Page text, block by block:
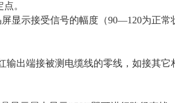
。
显示接受信号的幅度（90—120为正常
输出端接被测电缆线的零线，如接其